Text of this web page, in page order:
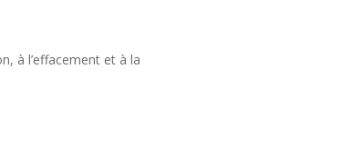
à l’effacement et à la